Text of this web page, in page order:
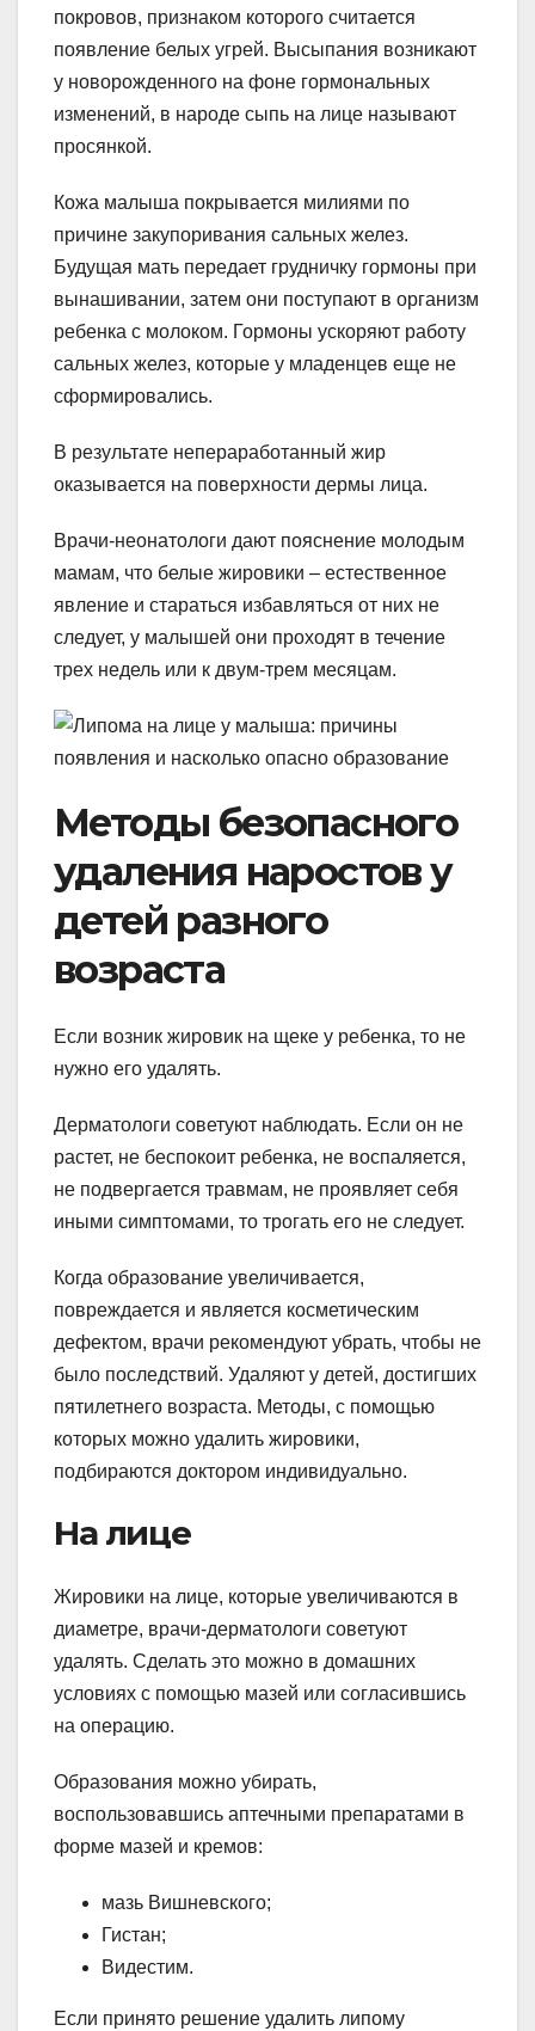
покровов, признаком которого считается
появление белых угрей. Высыпания возникают
у новорожденного на фоне гормональных
изменений, в народе сыпь на лице называют
просянкой.
Кожа малыша покрывается милиями по
причине закупоривания сальных желез.
Будущая мать передает грудничку гормоны при
вынашивании, затем они поступают в организм
ребенка с молоком. Гормоны ускоряют работу
сальных желез, которые у младенцев еще не
сформировались.
В результате непераработанный жир
оказывается на поверхности дермы лица.
Врачи-неонатологи дают пояснение молодым
мамам, что белые жировики – естественное
явление и стараться избавляться от них не
следует, у малышей они проходят в течение
трех недель или к двум-трем месяцам.
Методы безопасного
удаления наростов у
детей разного
возраста
Если возник жировик на щеке у ребенка, то не
нужно его удалять.
Дерматологи советуют наблюдать. Если он не
растет, не беспокоит ребенка, не воспаляется,
не подвергается травмам, не проявляет себя
иными симптомами, то трогать его не следует.
Когда образование увеличивается,
повреждается и является косметическим
дефектом, врачи рекомендуют убрать, чтобы не
было последствий. Удаляют у детей, достигших
пятилетнего возраста. Методы, с помощью
которых можно удалить жировики,
подбираются доктором индивидуально.
На лице
Жировики на лице, которые увеличиваются в
диаметре, врачи-дерматологи советуют
удалять. Сделать это можно в домашних
условиях с помощью мазей или согласившись
на операцию.
Образования можно убирать,
воспользовавшись аптечными препаратами в
форме мазей и кремов:
мазь Вишневского;
Гистан;
Видестим.
Если принято решение удалить липому